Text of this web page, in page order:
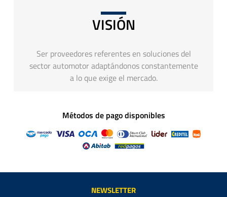
VISIÓN
Ser proveedores referentes en soluciones del
sector automotor adaptándonos constantemente
a lo que exige el mercado.
Métodos de pago disponibles
NEWSLETTER